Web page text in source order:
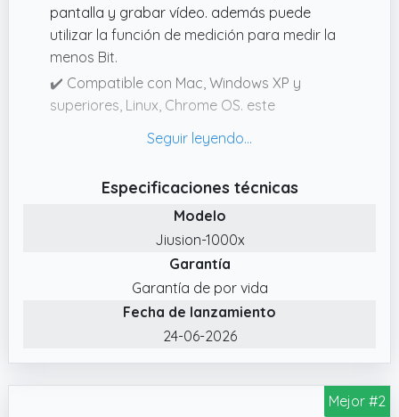
pantalla y grabar vídeo. además puede
utilizar la función de medición para medir la
menos Bit.
✔️ Compatible con Mac, Windows XP y
superiores, Linux, Chrome OS. este
teléfono celular.
es un útil y divertido para niños, estudiantes,
ingenieros, inventores y otras personas que
necesitan para amplificar y explorar el micro
✔️ Este aumentos sólo apoyar smartphone
Android que tiene función OTG. (How to
check OTG? descargar la aplicación gratuita
✔️ Incorporado 8 luces LED, 2 ajuste Perilla
Especificaciones técnicas
Modelo
Jiusion-1000x
Garantía
Garantía de por vida
Fecha de lanzamiento
24-06-2026
Mejor #2